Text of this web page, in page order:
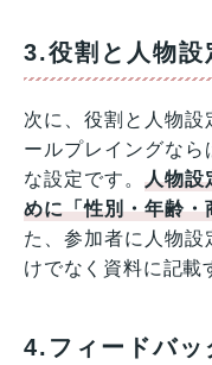
3.役割と人物設
次に、役割と人物設
ールプレイングなら
な設定です。人物設
めに「性別・年齢
た、参加者に人物
けでなく資料に記載
4.フィードバッ